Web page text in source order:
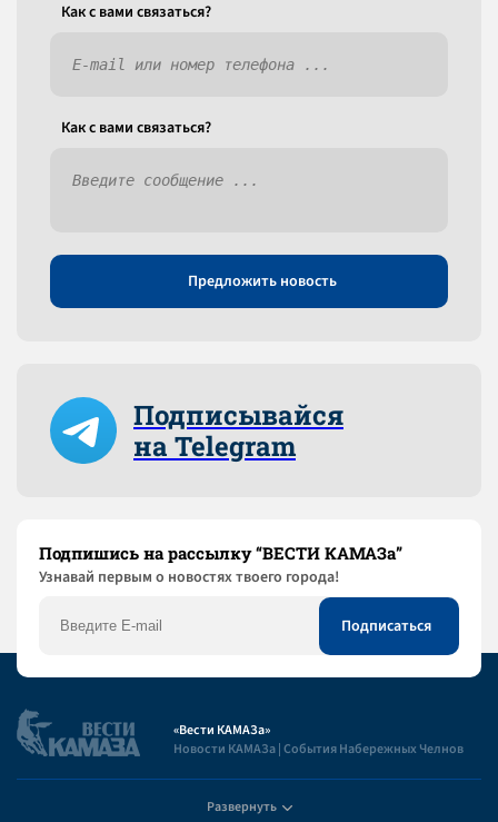
Как c вами связаться?
Как c вами связаться?
Предложить новость
Подписывайся
на Telegram
Подпишись на рассылку “ВЕСТИ КАМАЗа”
Узнaвай первым о новостях твоего города!
«Вести КАМАЗа»
Новости КАМАЗа | События Набережных Челнов
Развернуть